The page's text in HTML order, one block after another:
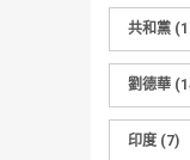
共和黨
劉德華
印度 (7)